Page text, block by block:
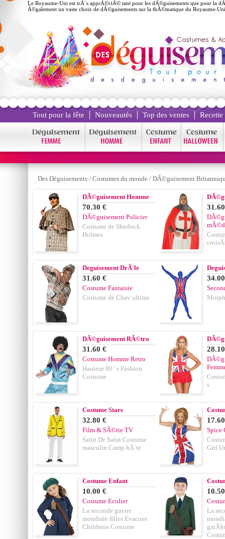
Le Royaume-Uni est trÃ¨s apprÃ©ciÃ© tant pour les dÃ©guisements que pour la
Ã©galement un vaste choix de dÃ©guisements sur la thÃ©matique du Royaume-
Tout pour la fête Nouveautés Top des ventes
Des Déguisements / Costumes du monde / DÃ©guisement
DÃ©guisement Homme
70.30 €
DÃ©guisement Policier
Costume de Sherlock
Holmes
Deguisement DrÃ´le
31.60 €
Costume Fantaisie
Costume de Chav ultime
DÃ©guisement RÃ©tro
31.60 €
Costume Homme Retro
Hauteur 80 ' s Fashion
Costume
s
Costume Stars
32.80 €
Film & SÃ©rie TV
Salut De Salut Costume
masculin Camp hÃ´te
Spice
Girl
Costume Enfant
10.00 €
Costume Ecolier
La seconde guerre
mondiale filles Evacuee
Childrens Costume
La